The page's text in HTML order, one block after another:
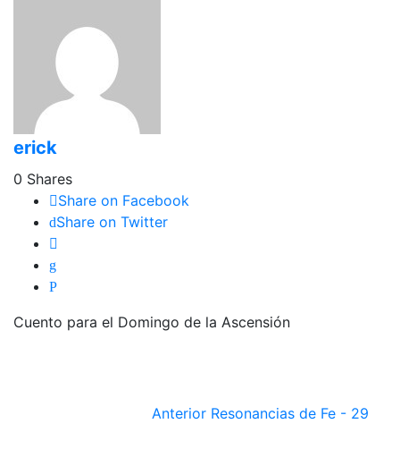
erick
0 Shares
Share on Facebook
Share on Twitter
Cuento para el Domingo de la Ascensión
Anterior Resonancias de Fe - 29